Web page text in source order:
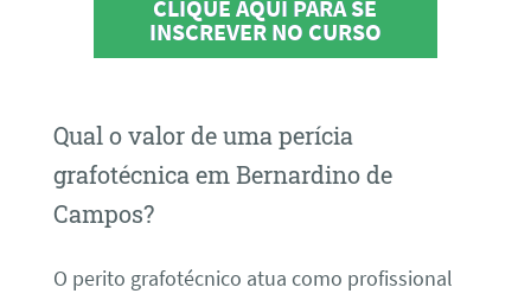
CLIQUE AQUI PARA SE
INSCREVER NO CURSO
Qual o valor de uma perícia
grafotécnica em Bernardino de
Campos?
O perito grafotécnico atua como profissional